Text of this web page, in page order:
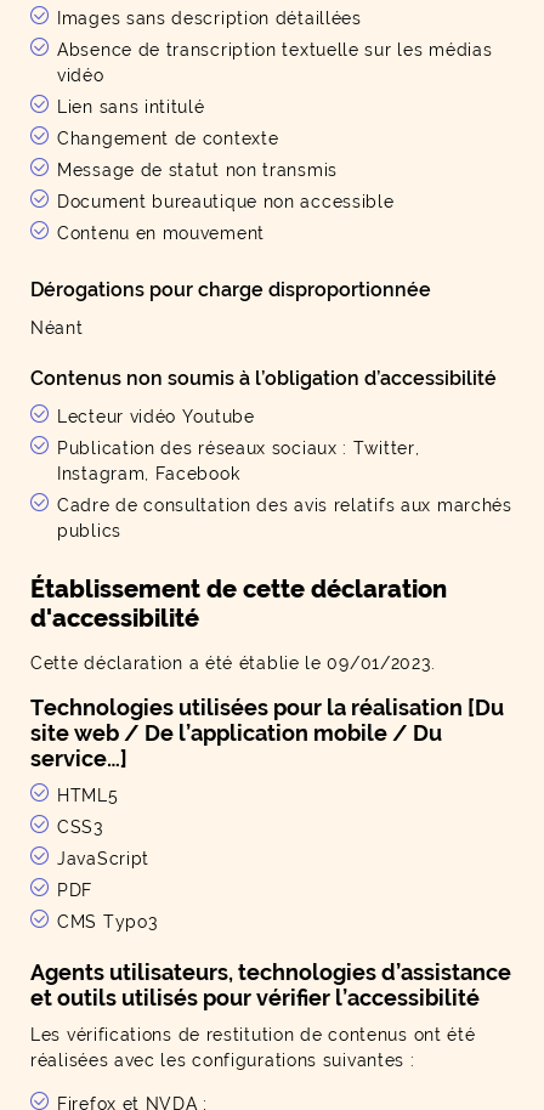
Images sans description détaillées
Absence de transcription textuelle sur les médias
vidéo
Lien sans intitulé
Changement de contexte
Message de statut non transmis
Document bureautique non accessible
Contenu en mouvement
Dérogations pour charge disproportionnée
Néant
Contenus non soumis à l’obligation d’accessibilité
Lecteur vidéo Youtube
Publication des réseaux sociaux : Twitter,
Instagram, Facebook
Cadre de consultation des avis relatifs aux marchés
publics
Établissement de cette déclaration
d'accessibilité
Cette déclaration a été établie le 09/01/2023.
Technologies utilisées pour la réalisation [Du
site web / De l’application mobile / Du
service…]
HTML5
CSS3
JavaScript
PDF
CMS Typo3
Agents utilisateurs, technologies d’assistance
et outils utilisés pour vérifier l’accessibilité
Les vérifications de restitution de contenus ont été
réalisées avec les configurations suivantes :
Firefox et NVDA ;